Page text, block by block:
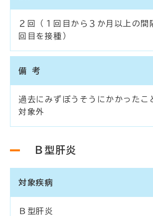
２回（１回目から３か月以上の間
回目を接種）
備 考
過去にみずぼうそうにかかったこ
対象外
Ｂ型肝炎
対象疾病
Ｂ型肝炎